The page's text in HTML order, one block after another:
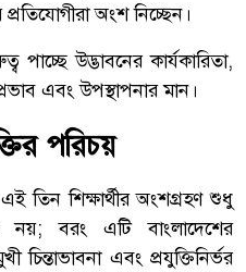
প্রতিযোগীরা অংশ নিচ্ছেন।
পাচ্ছে উদ্ভাবনের কার্যকারিতা,
এবং উপস্থাপনার মান।
পরিচয়
এই তিন শিক্ষার্থীর অংশগ্রহণ শুধু
নয়; বরং এটি বাংলাদেশের
এবং প্রযুক্তিনির্ভর